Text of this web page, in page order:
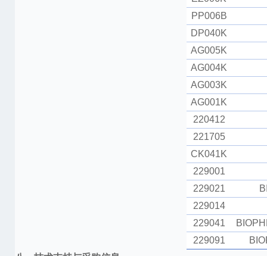
PP006B
DP040K
AG005K
AG004K
AG003K
AG001K
220412
221705
CK041K
229001
229021
229014
229041
229091